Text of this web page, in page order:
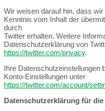
Wir weisen darauf hin, dass
Kenntnis vom Inhalt der
durch
Twitter erhalten. Weitere
Datenschutzerklärung von
https://twitter.com/privacy.
Ihre Datenschutzeinstellungen
Konto-Einstellungen unter
https://twitter.com/account/
Datenschutzerklärung für